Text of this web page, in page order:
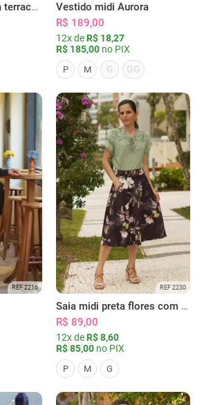
Vestido midi Fátima terracota
Vestido midi Aurora
R$ 189,00
12x de R$ 18,27
R$ 185,00 no PIX
P M G GG
REF 2216 REF 2230
Saia midi preta flores com bolsos
R$ 89,00
12x de R$ 8,60
R$ 85,00 no PIX
P M G